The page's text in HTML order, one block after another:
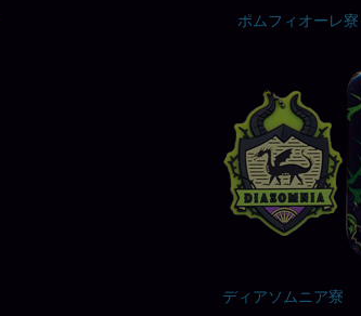
ポムフィオーレ寮
ディアソムニア寮